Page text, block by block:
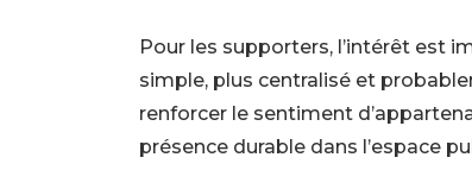
Pour les supporters, l’intérêt est
simple, plus centralisé et
renforcer le sentiment
présence durable dans l’espace